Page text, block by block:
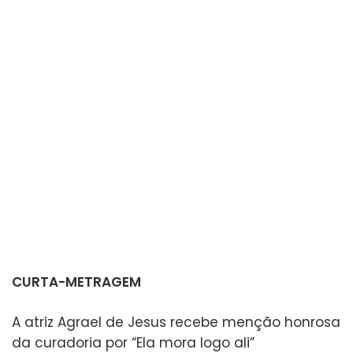
CURTA-METRAGEM
A atriz Agrael de Jesus recebe menção honrosa
da curadoria por “Ela mora logo ali”